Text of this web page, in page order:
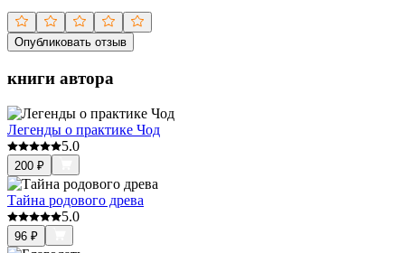
Опубликовать отзыв
книги автора
Легенды о практике Чод
5.0
200 ₽
Тайна родового древа
5.0
96 ₽